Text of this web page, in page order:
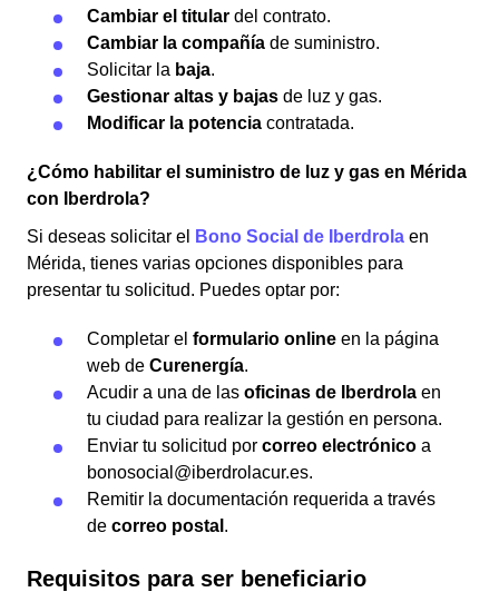
Cambiar el titular del contrato.
Cambiar la compañía de suministro.
Solicitar la baja.
Gestionar altas y bajas de luz y gas.
Modificar la potencia contratada.
¿Cómo habilitar el suministro de luz y gas en Mérida
con Iberdrola?
Si deseas solicitar el
Bono Social de Iberdrola en
Mérida, tienes varias opciones disponibles para
presentar tu solicitud. Puedes optar por:
Completar el formulario online en la página
web de Curenergía.
Acudir a una de las oficinas de Iberdrola en
tu ciudad para realizar la gestión en persona.
Enviar tu solicitud por correo electrónico a
bonosocial@iberdrolacur.es.
Remitir la documentación requerida a través
de correo postal .
Requisitos para ser beneficiario